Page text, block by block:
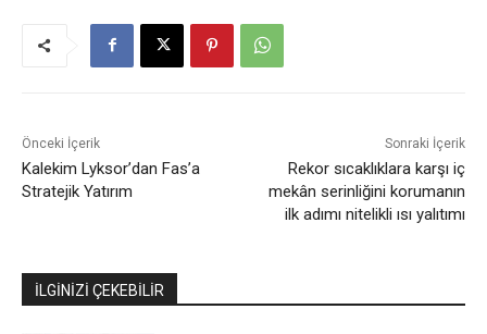
Önceki İçerik
Kalekim Lyksor’dan Fas’a
Stratejik Yatırım
Sonraki İçerik
Rekor sıcaklıklara karşı iç
mekân serinliğini korumanın
ilk adımı nitelikli ısı yalıtımı
İLGİNİZİ ÇEKEBİLİR